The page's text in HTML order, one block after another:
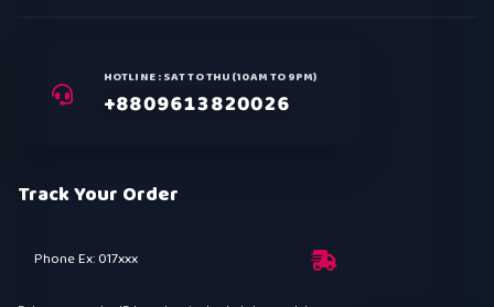
HOTLINE : SAT TO THU (10AM TO 9PM)
+8809613820026
Track Your Order